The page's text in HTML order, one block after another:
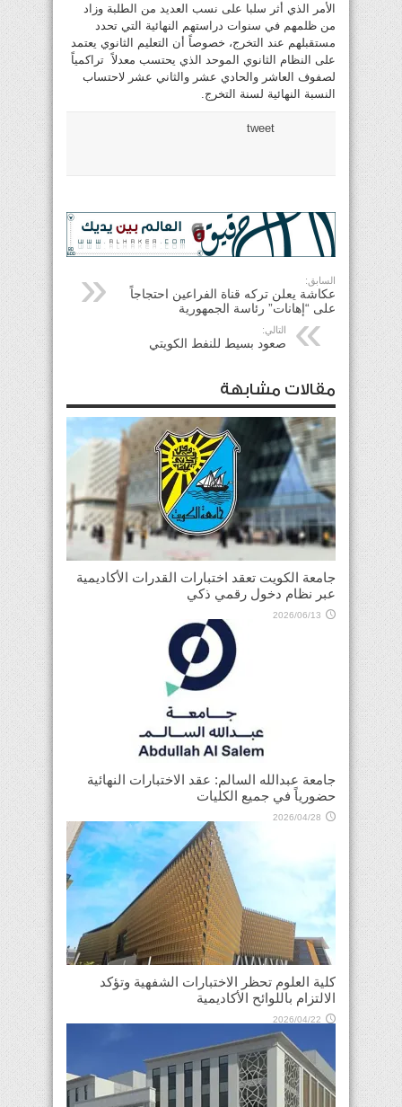
الأمر الذي أثر سلبا على نسب العديد من الطلبة وزاد
من ظلمهم في سنوات دراستهم النهائية التي تحدد
مستقبلهم عند التخرج، خصوصاً أن التعليم الثانوي يعتمد
على النظام الثانوي الموحد الذي يحتسب معدلاً تراكمياً
لصفوف العاشر والحادي عشر والثاني عشر لاحتساب
النسبة النهائية لسنة التخرج.
tweet
السابق:
عكاشة يعلن تركه قناة الفراعين احتجاجاً
على “إهانات” رئاسة الجمهورية
التالي:
صعود بسيط للنفط الكويتي
مقالات مشابهة
جامعة الكويت تعقد اختبارات القدرات الأكاديمية
عبر نظام دخول رقمي ذكي
2026/06/13
جامعة عبدالله السالم: عقد الاختبارات النهائية
حضورياً في جميع الكليات
2026/04/28
كلية العلوم تحظر الاختبارات الشفهية وتؤكد
الالتزام باللوائح الأكاديمية
2026/04/22